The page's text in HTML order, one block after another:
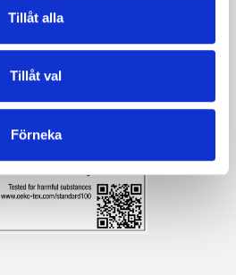
Tillåt alla
Tillåt val
Förneka